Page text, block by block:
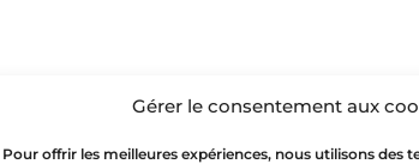
Gérer le consentement aux
Pour offrir les meilleures expériences, nous utilisons des